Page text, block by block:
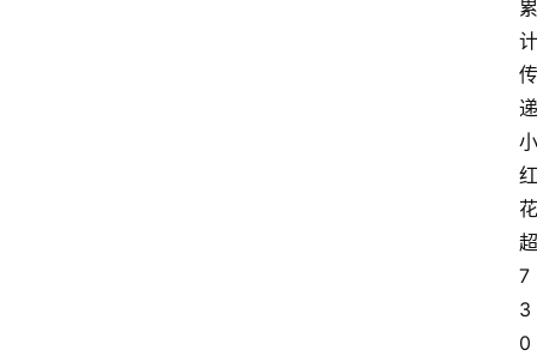
累
计
传
递
小
红
花
超
7
3
0